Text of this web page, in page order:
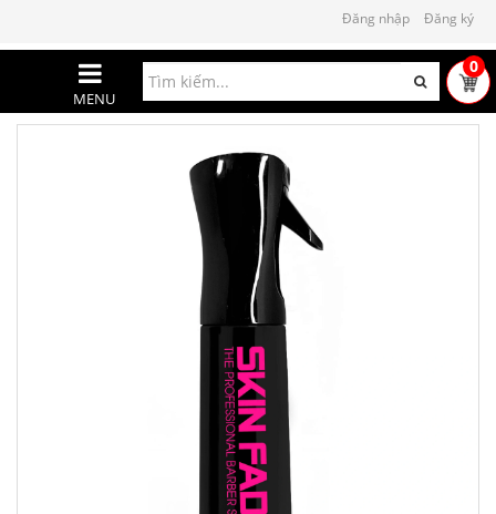
Đăng nhập Đăng ký
MENU
0